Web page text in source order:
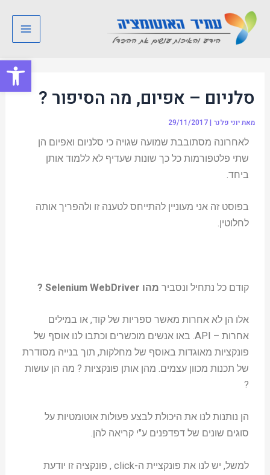
פתח
דילוג
לתוכן
Main
סלניום – אפיום, מה הסיפור ?
מאתיוני פלנר|
29/11/2017
לאחרונה מסתובבת שמועה שגויה כי סלניום ואפיום הן
שתי פלטפורמות כל כך שונות שעדיף לא ללמוד אותן
ביחד.
בפוסט זה אני מעוניין להתייחס לטענה זו ולהפריך אותה
לחלוטין.
קודם כל נתחיל ונסביר מהו Selenium WebDriver ?
אלו הן לא אחרות מאשר ספריות של קוד, או במילים
אחרות – API. באו אנשים מוכשרים וכתבו לנו אוסף של
פונקציות מאוגדות באוסף של מחלקות, תוך בנייה מסודרת
של תכנות מכוון עצמים. מהן אותן פונקציות ? מה הן עושות
?
הן נותנות לנו את היכולת לבצע פעולות אוטומטיות על
סוגים שונים של דפדפנים ע"י קריאה להן.
למשל, יש לנו את פונקציית ה-click , פונקציה זו יודעת
Post
navigation